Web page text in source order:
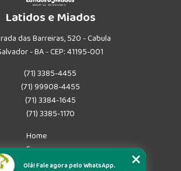
Latidos e Miados
das Barreiras, 520 - Cabula
- BA - CEP: 41195-001
(71) 3385-4455
(71) 99908-4455
(71) 3384-1645
(71) 3385-1170
Home
Empresa
Missão
Olá! Fale agora pelo WhatsApp.